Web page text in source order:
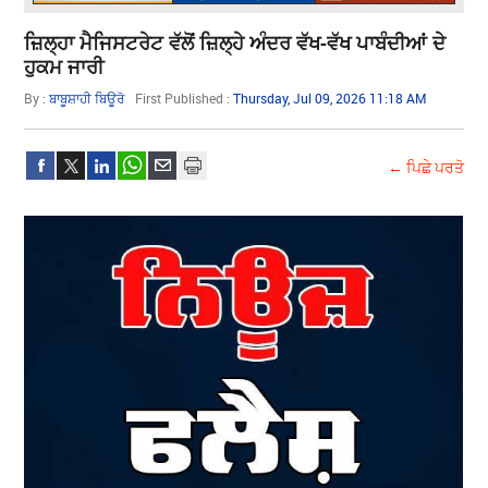
ਜ਼ਿਲ੍ਹਾ ਮੈਜਿਸਟਰੇਟ ਵੱਲੋਂ ਜ਼ਿਲ੍ਹੇ ਅੰਦਰ ਵੱਖ-ਵੱਖ ਪਾਬੰਦੀਆਂ ਦੇ
ਹੁਕਮ ਜਾਰੀ
By :ਬਾਬੂਸ਼ਾਹੀ ਬਿਊਰੋ First Published :Thursday, Jul 09, 2026 11:18 AM
← ਪਿਛੇ ਪਰਤੋ